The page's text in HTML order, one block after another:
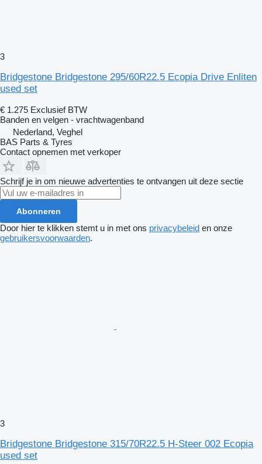
3
Bridgestone Bridgestone 295/60R22.5 Ecopia Drive Enliten
used set
€ 1.275 Exclusief BTW
Banden en velgen - vrachtwagenband
Nederland, Veghel
BAS Parts & Tyres
Contact opnemen met verkoper
Schrijf je in om nieuwe advertenties te ontvangen uit deze sectie
Abonneren
Door hier te klikken stemt u in met ons privacybeleid en onze
gebruikersvoorwaarden.
3
Bridgestone Bridgestone 315/70R22.5 H-Steer 002 Ecopia
used set